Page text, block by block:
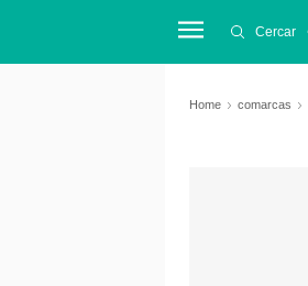
Cercar
Home comarcas